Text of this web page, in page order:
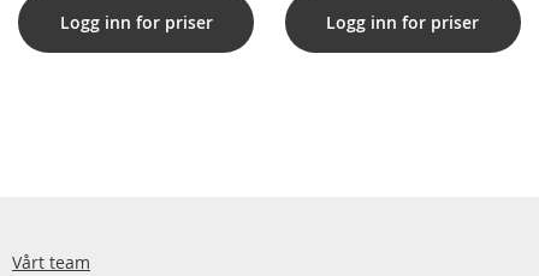
Logg inn for priser Logg inn for priser
Vårt team